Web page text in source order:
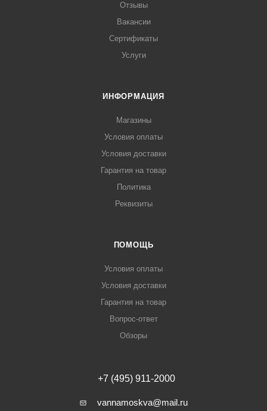
Отзывы
Вакансии
Сертификаты
Услуги
ИНФОРМАЦИЯ
Магазины
Условия оплаты
Условия доставки
Гарантия на товар
Политика
Реквизиты
ПОМОЩЬ
Условия оплаты
Условия доставки
Гарантия на товар
Вопрос-ответ
Обзоры
+7 (495) 911-2000
vannamoskva@mail.ru